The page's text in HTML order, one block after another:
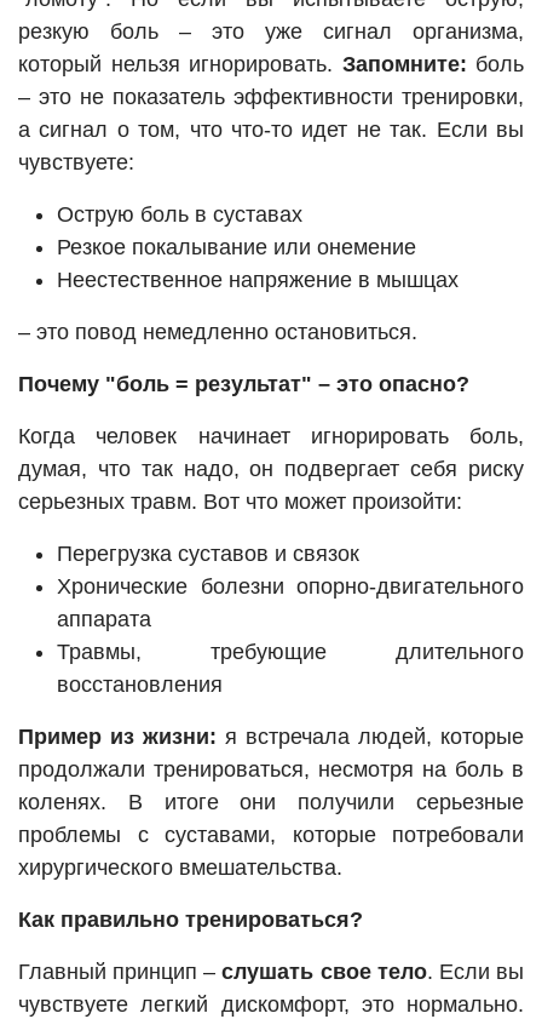
резкую боль – это уже сигнал организма,
который нельзя игнорировать. Запомните: боль
– это не показатель эффективности тренировки,
а сигнал о том, что что-то идет не так. Если вы
чувствуете:
Острую боль в суставах
Резкое покалывание или онемение
Неестественное напряжение в мышцах
– это повод немедленно остановиться.
Почему "боль = результат" – это опасно?
Когда человек начинает игнорировать боль,
думая, что так надо, он подвергает себя риску
серьезных травм. Вот что может произойти:
Перегрузка суставов и связок
Хронические болезни опорно-двигательного
аппарата
Травмы, требующие длительного
восстановления
Пример из жизни: я встречала людей, которые
продолжали тренироваться, несмотря на боль в
коленях. В итоге они получили серьезные
проблемы с суставами, которые потребовали
хирургического вмешательства.
Как правильно тренироваться?
Главный принцип –слушать свое тело. Если вы
чувствуете легкий дискомфорт, это нормально.